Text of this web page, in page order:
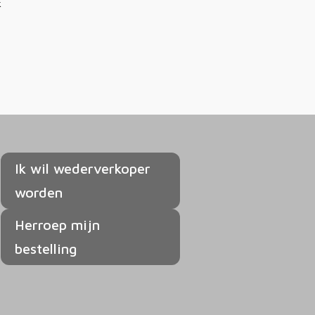
Ik wil wederverkoper
worden
Herroep mijn
bestelling